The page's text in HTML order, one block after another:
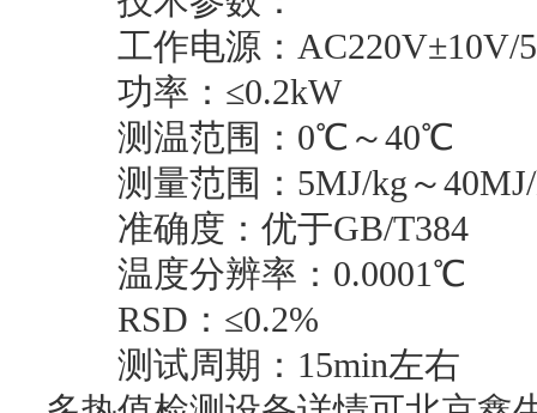
工作电源：AC220V±10V/
功率：≤0.2kW
测温范围：0℃～40℃
测量范围：5MJ/kg～
准确度：优于GB/T384
温度分辨率：0.0001℃
RSD：≤0.2%
测试周期：15min左右